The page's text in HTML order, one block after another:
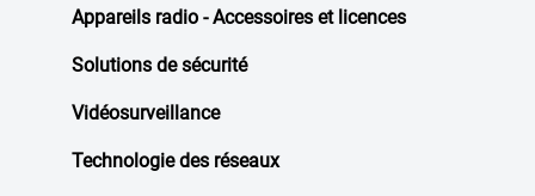
Appareils radio - Accessoires et licences
Solutions de sécurité
Vidéosurveillance
Technologie des réseaux